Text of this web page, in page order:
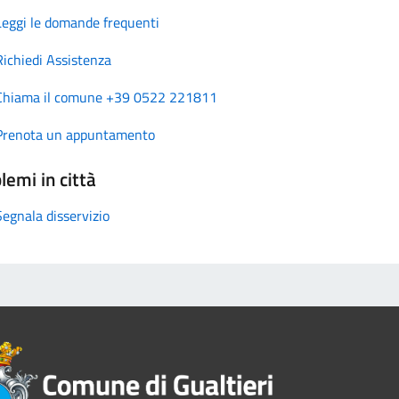
le domande frequenti
Assistenza
il comune +39 0522 221811
un appuntamento
in città
disservizio